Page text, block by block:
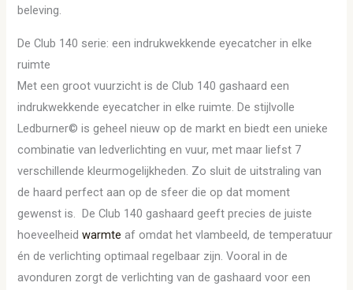
beleving.
De Club 140 serie: een indrukwekkende eyecatcher in elke
ruimte
Met een groot vuurzicht is de Club 140 gashaard een
indrukwekkende eyecatcher in elke ruimte. De stijlvolle
Ledburner© is geheel nieuw op de markt en biedt een unieke
combinatie van ledverlichting en vuur, met maar liefst 7
verschillende kleurmogelijkheden. Zo sluit de uitstraling van
de haard perfect aan op de sfeer die op dat moment
gewenst is. De Club 140 gashaard geeft precies de juiste
hoeveelheidwarmte af omdat het vlambeeld, de temperatuur
én de verlichting optimaal regelbaar zijn. Vooral in de
avonduren zorgt de verlichting van de gashaard voor een